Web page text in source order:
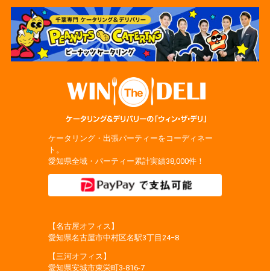
ケータリング・出張パーティーをコーディネー
ト。
愛知県全域・パーティー累計実績38,000件！
【名古屋オフィス】
愛知県名古屋市中村区名駅3丁目24−8
【三河オフィス】
愛知県安城市東栄町3‐816‐7